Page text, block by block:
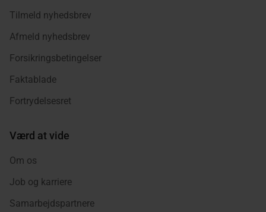
Tilmeld nyhedsbrev
Afmeld nyhedsbrev
Forsikringsbetingelser
Faktablade
Fortrydelsesret
Værd at vide
Om os
Job og karriere
Samarbejdspartnere